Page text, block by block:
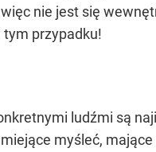
nie jest się
tym przypadku!
ludźmi są
myśleć,